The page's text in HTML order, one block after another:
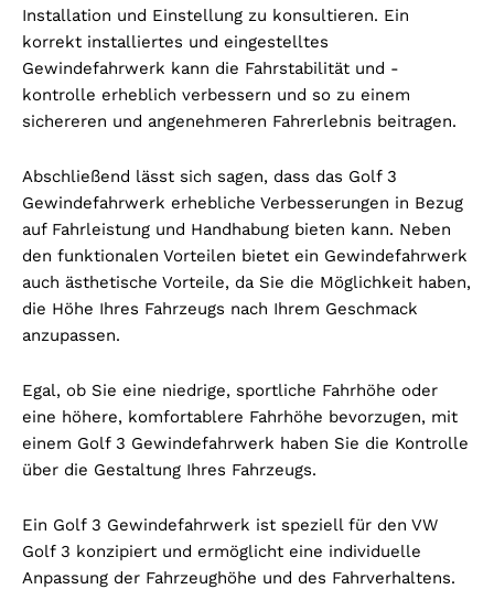
Installation und Einstellung zu konsultieren. Ein
korrekt installiertes und eingestelltes
Gewindefahrwerk kann die Fahrstabilität und -
kontrolle erheblich verbessern und so zu einem
sichereren und angenehmeren Fahrerlebnis beitragen.
Abschließend lässt sich sagen, dass das Golf 3
Gewindefahrwerk erhebliche Verbesserungen in Bezug
auf Fahrleistung und Handhabung bieten kann. Neben
den funktionalen Vorteilen bietet ein Gewindefahrwerk
auch ästhetische Vorteile, da Sie die Möglichkeit haben,
die Höhe Ihres Fahrzeugs nach Ihrem Geschmack
anzupassen.
Egal, ob Sie eine niedrige, sportliche Fahrhöhe oder
eine höhere, komfortablere Fahrhöhe bevorzugen, mit
einem Golf 3 Gewindefahrwerk haben Sie die Kontrolle
über die Gestaltung Ihres Fahrzeugs.
Ein Golf 3 Gewindefahrwerk ist speziell für den VW
Golf 3 konzipiert und ermöglicht eine individuelle
Anpassung der Fahrzeughöhe und des Fahrverhaltens.